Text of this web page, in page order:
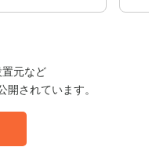
元など
されています。